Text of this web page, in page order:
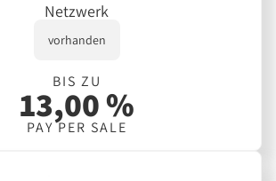
Netzwerk
vorhanden
BIS ZU
13,00 %
PAY PER SALE